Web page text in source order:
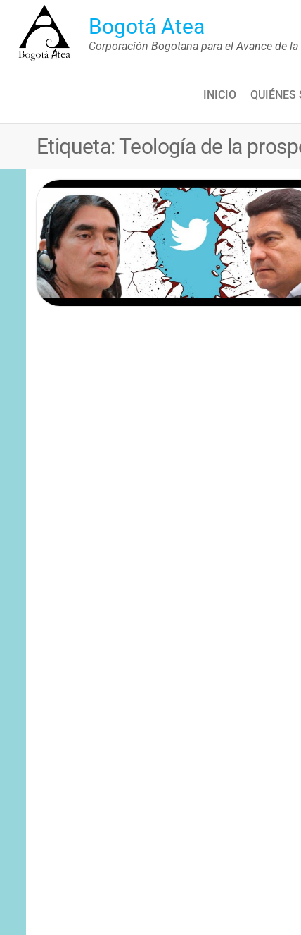
contenido
Bogotá Atea
Corporación Bogotana para el Avance de
INICIO QUIÉNES
Etiqueta:Teología de la